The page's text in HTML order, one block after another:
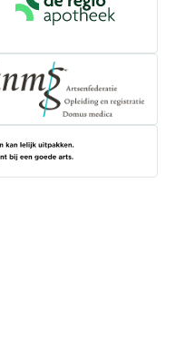
medicijnenDe Regio